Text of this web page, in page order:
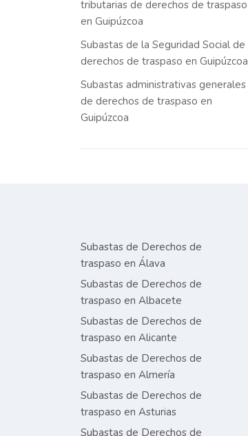
tributarias de derechos de traspaso
en Guipúzcoa
Subastas de la Seguridad Social de
derechos de traspaso en Guipúzcoa
Subastas administrativas generales
de derechos de traspaso en
Guipúzcoa
Subastas de Derechos de
traspaso en Álava
Subastas de Derechos de
traspaso en Albacete
Subastas de Derechos de
traspaso en Alicante
Subastas de Derechos de
traspaso en Almería
Subastas de Derechos de
traspaso en Asturias
Subastas de Derechos de